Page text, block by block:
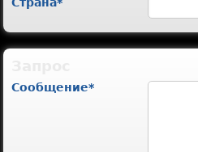
Сообщение*